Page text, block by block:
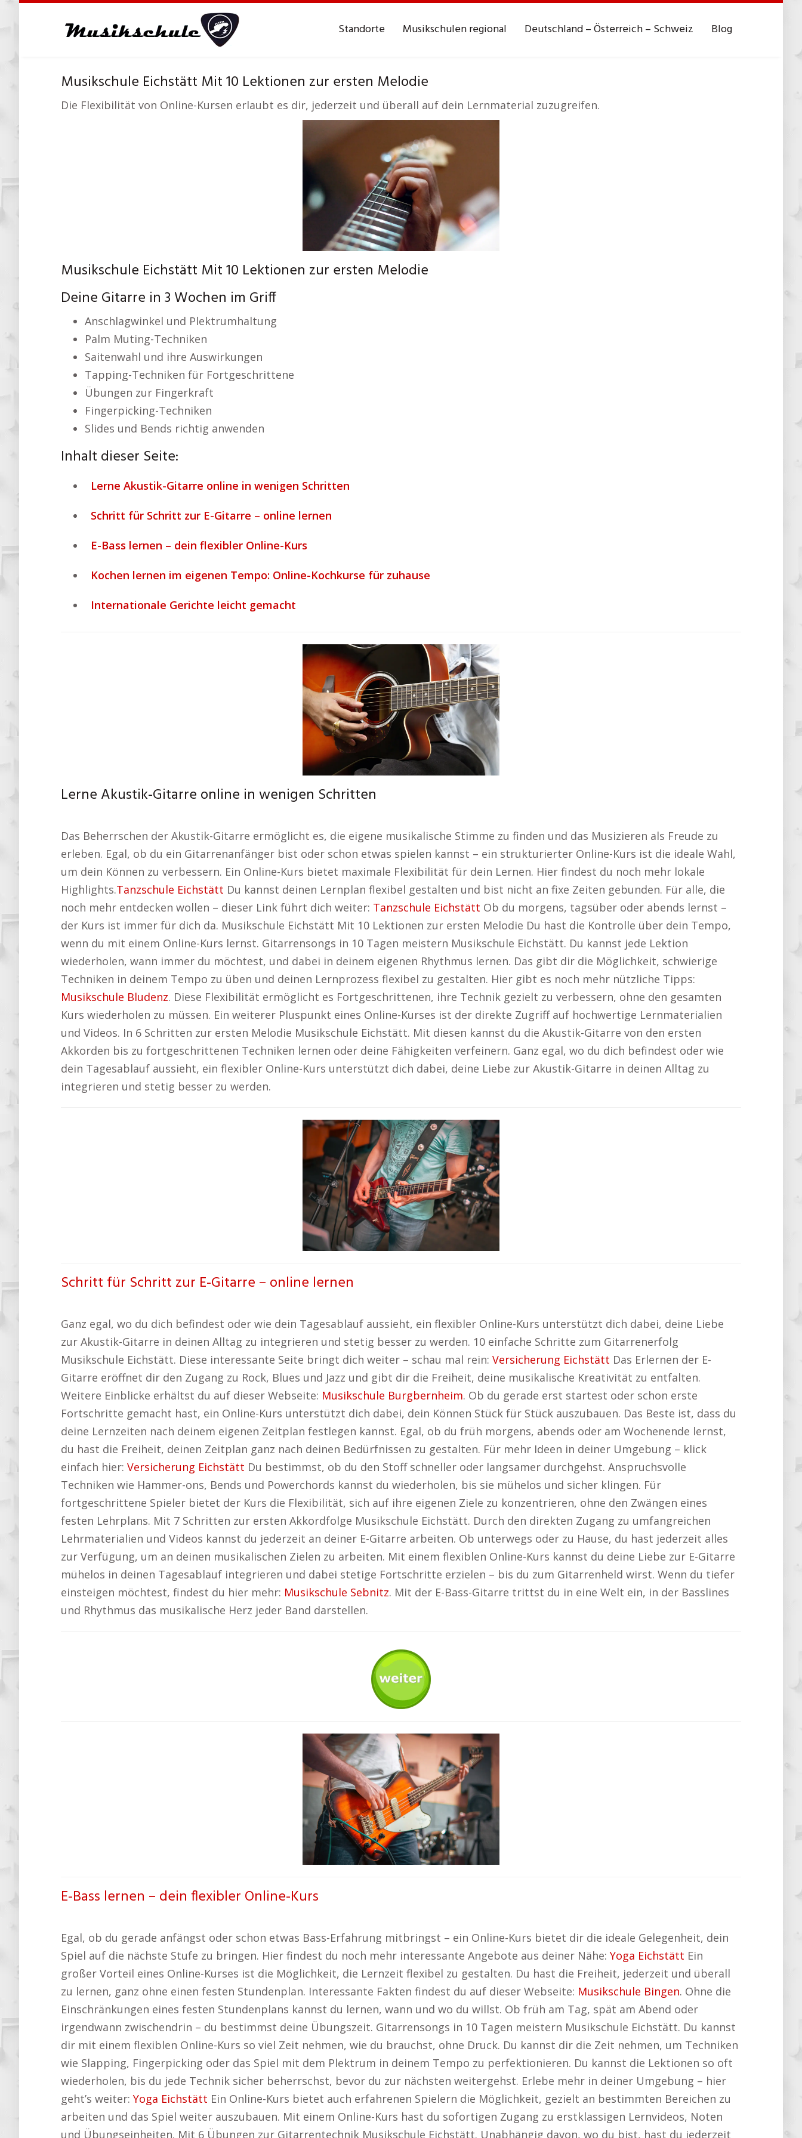
content
Standorte Musikschulen regional Deutschland – Österreich – Schweiz Blog
Musikschule Eichstätt Mit 10 Lektionen zur ersten Melodie
Die Flexibilität von Online-Kursen erlaubt es dir, jederzeit und überall auf dein Lernmaterial zuzugreifen.
Musikschule Eichstätt Mit 10 Lektionen zur ersten Melodie
Deine Gitarre in 3 Wochen im Griff
Anschlagwinkel und Plektrumhaltung
Palm Muting-Techniken
Saitenwahl und ihre Auswirkungen
Tapping-Techniken für Fortgeschrittene
Übungen zur Fingerkraft
Fingerpicking-Techniken
Slides und Bends richtig anwenden
Inhalt dieser Seite:
Lerne Akustik-Gitarre online in wenigen Schritten
Schritt für Schritt zur E-Gitarre – online lernen
E-Bass lernen – dein flexibler Online-Kurs
Kochen lernen im eigenen Tempo: Online-Kochkurse für zuhause
Internationale Gerichte leicht gemacht
Lerne Akustik-Gitarre online in wenigen Schritten
Das Beherrschen der Akustik-Gitarre ermöglicht es, die eigene musikalische Stimme zu finden und das Musizieren als Freude zu
erleben. Egal, ob du ein Gitarrenanfänger bist oder schon etwas spielen kannst – ein strukturierter Online-Kurs ist die ideale Wahl,
um dein Können zu verbessern. Ein Online-Kurs bietet maximale Flexibilität für dein Lernen. Hier findest du noch mehr lokale
Highlights.Tanzschule Eichstätt Du kannst deinen Lernplan flexibel gestalten und bist nicht an fixe Zeiten gebunden. Für alle, die
noch mehr entdecken wollen – dieser Link führt dich weiter: Tanzschule Eichstätt Ob du morgens, tagsüber oder abends lernst –
der Kurs ist immer für dich da. Musikschule Eichstätt Mit 10 Lektionen zur ersten Melodie Du hast die Kontrolle über dein Tempo,
wenn du mit einem Online-Kurs lernst. Gitarrensongs in 10 Tagen meistern Musikschule Eichstätt. Du kannst jede Lektion
wiederholen, wann immer du möchtest, und dabei in deinem eigenen Rhythmus lernen. Das gibt dir die Möglichkeit, schwierige
Techniken in deinem Tempo zu üben und deinen Lernprozess flexibel zu gestalten. Hier gibt es noch mehr nützliche Tipps:
Musikschule Bludenz. Diese Flexibilität ermöglicht es Fortgeschrittenen, ihre Technik gezielt zu verbessern, ohne den gesamten
Kurs wiederholen zu müssen. Ein weiterer Pluspunkt eines Online-Kurses ist der direkte Zugriff auf hochwertige Lernmaterialien
und Videos. In 6 Schritten zur ersten Melodie Musikschule Eichstätt. Mit diesen kannst du die Akustik-Gitarre von den ersten
Akkorden bis zu fortgeschrittenen Techniken lernen oder deine Fähigkeiten verfeinern. Ganz egal, wo du dich befindest oder wie
dein Tagesablauf aussieht, ein flexibler Online-Kurs unterstützt dich dabei, deine Liebe zur Akustik-Gitarre in deinen Alltag zu
integrieren und stetig besser zu werden.
Schritt für Schritt zur E-Gitarre – online lernen
Ganz egal, wo du dich befindest oder wie dein Tagesablauf aussieht, ein flexibler Online-Kurs unterstützt dich dabei, deine Liebe
zur Akustik-Gitarre in deinen Alltag zu integrieren und stetig besser zu werden. 10 einfache Schritte zum Gitarrenerfolg
Musikschule Eichstätt. Diese interessante Seite bringt dich weiter – schau mal rein: Versicherung Eichstätt Das Erlernen der E-
Gitarre eröffnet dir den Zugang zu Rock, Blues und Jazz und gibt dir die Freiheit, deine musikalische Kreativität zu entfalten.
Weitere Einblicke erhältst du auf dieser Webseite: Musikschule Burgbernheim. Ob du gerade erst startest oder schon erste
Fortschritte gemacht hast, ein Online-Kurs unterstützt dich dabei, dein Können Stück für Stück auszubauen. Das Beste ist, dass du
deine Lernzeiten nach deinem eigenen Zeitplan festlegen kannst. Egal, ob du früh morgens, abends oder am Wochenende lernst,
du hast die Freiheit, deinen Zeitplan ganz nach deinen Bedürfnissen zu gestalten. Für mehr Ideen in deiner Umgebung – klick
einfach hier: Versicherung Eichstätt Du bestimmst, ob du den Stoff schneller oder langsamer durchgehst. Anspruchsvolle
Techniken wie Hammer-ons, Bends und Powerchords kannst du wiederholen, bis sie mühelos und sicher klingen. Für
fortgeschrittene Spieler bietet der Kurs die Flexibilität, sich auf ihre eigenen Ziele zu konzentrieren, ohne den Zwängen eines
festen Lehrplans. Mit 7 Schritten zur ersten Akkordfolge Musikschule Eichstätt. Durch den direkten Zugang zu umfangreichen
Lehrmaterialien und Videos kannst du jederzeit an deiner E-Gitarre arbeiten. Ob unterwegs oder zu Hause, du hast jederzeit alles
zur Verfügung, um an deinen musikalischen Zielen zu arbeiten. Mit einem flexiblen Online-Kurs kannst du deine Liebe zur E-Gitarre
mühelos in deinen Tagesablauf integrieren und dabei stetige Fortschritte erzielen – bis du zum Gitarrenheld wirst. Wenn du tiefer
einsteigen möchtest, findest du hier mehr: Musikschule Sebnitz. Mit der E-Bass-Gitarre trittst du in eine Welt ein, in der Basslines
und Rhythmus das musikalische Herz jeder Band darstellen.
E-Bass lernen – dein flexibler Online-Kurs
Egal, ob du gerade anfängst oder schon etwas Bass-Erfahrung mitbringst – ein Online-Kurs bietet dir die ideale Gelegenheit, dein
Spiel auf die nächste Stufe zu bringen. Hier findest du noch mehr interessante Angebote aus deiner Nähe: Yoga Eichstätt Ein
großer Vorteil eines Online-Kurses ist die Möglichkeit, die Lernzeit flexibel zu gestalten. Du hast die Freiheit, jederzeit und überall
zu lernen, ganz ohne einen festen Stundenplan. Interessante Fakten findest du auf dieser Webseite: Musikschule Bingen. Ohne die
Einschränkungen eines festen Stundenplans kannst du lernen, wann und wo du willst. Ob früh am Tag, spät am Abend oder
irgendwann zwischendrin – du bestimmst deine Übungszeit. Gitarrensongs in 10 Tagen meistern Musikschule Eichstätt. Du kannst
dir mit einem flexiblen Online-Kurs so viel Zeit nehmen, wie du brauchst, ohne Druck. Du kannst dir die Zeit nehmen, um Techniken
wie Slapping, Fingerpicking oder das Spiel mit dem Plektrum in deinem Tempo zu perfektionieren. Du kannst die Lektionen so oft
wiederholen, bis du jede Technik sicher beherrschst, bevor du zur nächsten weitergehst. Erlebe mehr in deiner Umgebung – hier
geht’s weiter: Yoga Eichstätt Ein Online-Kurs bietet auch erfahrenen Spielern die Möglichkeit, gezielt an bestimmten Bereichen zu
arbeiten und das Spiel weiter auszubauen. Mit einem Online-Kurs hast du sofortigen Zugang zu erstklassigen Lernvideos, Noten
und Übungseinheiten. Mit 6 Übungen zur Gitarrentechnik Musikschule Eichstätt. Unabhängig davon, wo du bist, hast du jederzeit